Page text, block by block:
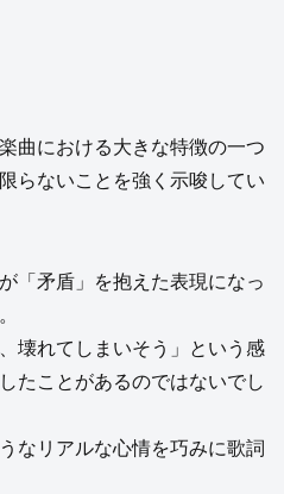
曲における大きな特徴の一つ
らないことを強く示唆してい
「矛盾」を抱えた表現になっ
壊れてしまいそう」という感
たことがあるのではないでし
なリアルな心情を巧みに歌詞